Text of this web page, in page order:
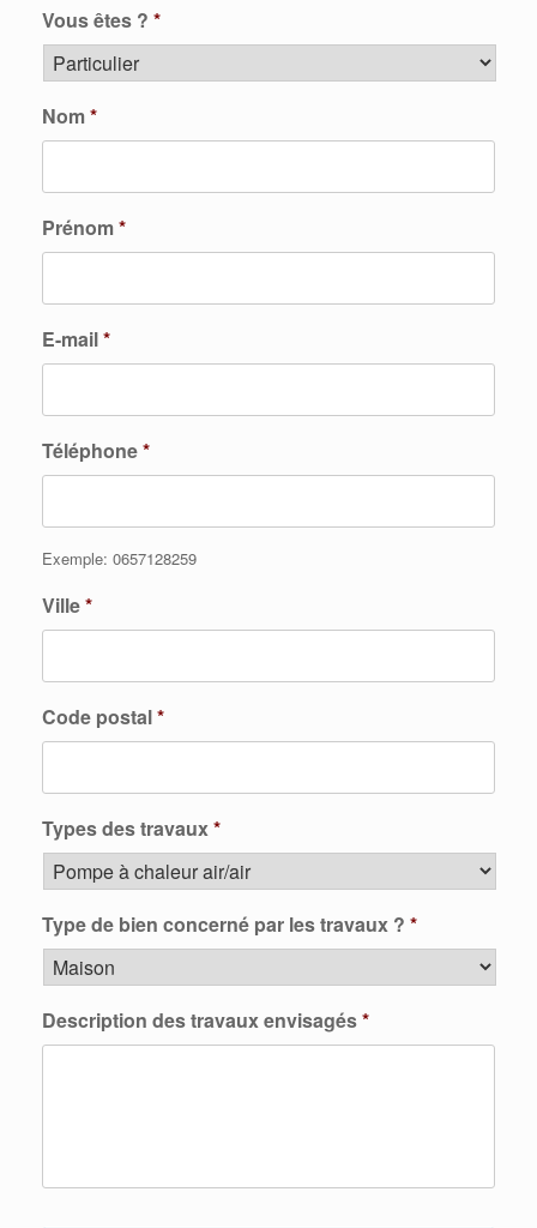
Vous êtes ? *
Nom*
Prénom*
E-mail*
Téléphone*
Exemple: 0657128259
Ville*
Code postal*
Types des travaux*
Type de bien concerné par les travaux ? *
Description des travaux envisagés*